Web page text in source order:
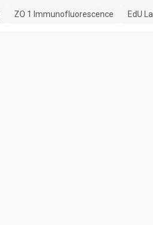
ZO 1 Immunofluorescence EdU